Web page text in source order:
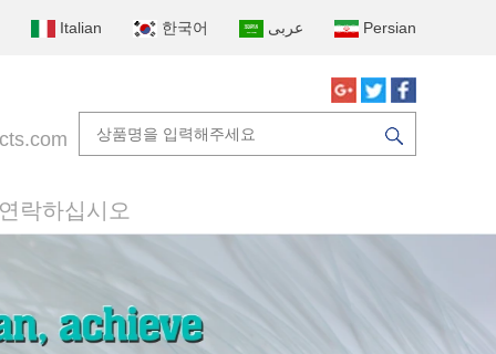
Italian 한국어 عربى Persian
락하십시오